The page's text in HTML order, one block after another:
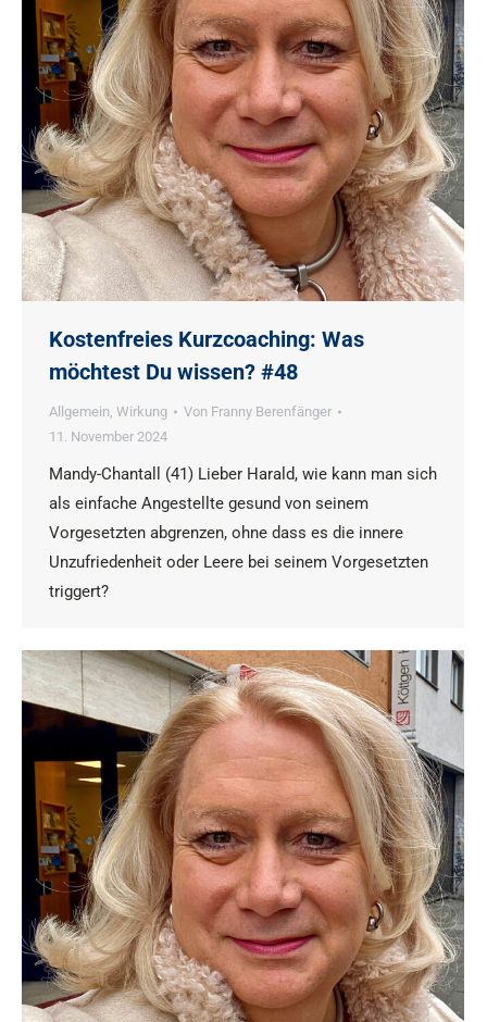
Kostenfreies Kurzcoaching: Was
möchtest Du wissen? #48
Allgemein, Wirkung Von Franny Berenfänger
11. November 2024
Mandy-Chantall (41) Lieber Harald, wie kann man sich
als einfache Angestellte gesund von seinem
Vorgesetzten abgrenzen, ohne dass es die innere
Unzufriedenheit oder Leere bei seinem Vorgesetzten
triggert?